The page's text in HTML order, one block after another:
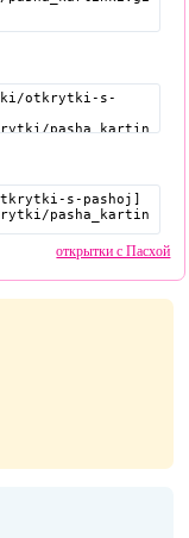
открытки с Пасхой